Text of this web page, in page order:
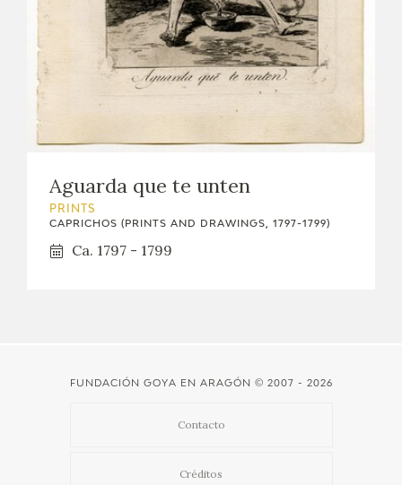
Aguarda que te unten
PRINTS
CAPRICHOS (PRINTS AND DRAWINGS, 1797-1799)
Ca. 1797 - 1799
FUNDACIÓN GOYA EN ARAGÓN © 2007 - 2026
Contacto
Créditos